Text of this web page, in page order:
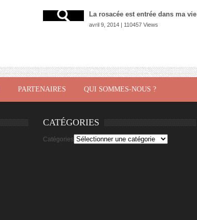
La rosacée est entrée dans ma vie
avril 9, 2014 | 110457 Views
PARTENAIRES QUI SOMMES-NOUS ?
CATÉGORIES
Catégories